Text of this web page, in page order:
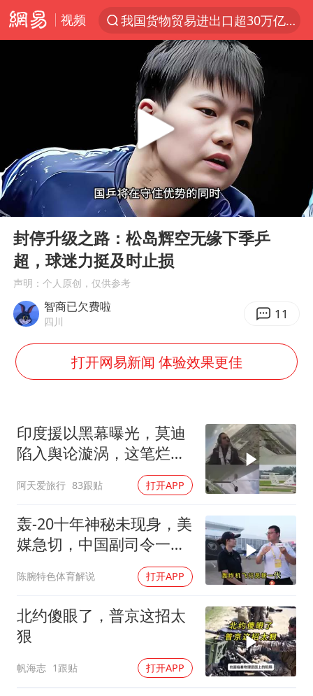
视频
我国货物贸易进出口超30万亿元
台风白海豚加强
国防部回应日本试射“战斧”导弹
“立秋的第一杯奶茶”又爆单了
A股三大股指收涨
多方回应侯明昊被曝违反交规
宇树科技中一签需缴款7.54万元
国防部：中国军队坚决反制任何闹海挑衅图谋
四川宜宾市高县发生4.9级地震
“新疆阿勒泰八月能滑雪”不实
向鹏0-3不敌张本智和
江苏发布台风蓝色预警
东方之约 相约未来
Play
封停升级之路：松岛辉空无缘下季乒
超，球迷力挺及时止损
声明：个人原创，仅供参考
智商已欠费啦
四川 11
打开网易新闻 体验效果更佳
印度援以黑幕曝光，莫迪
陷入舆论漩涡，这笔烂账
阿天爱旅行 83跟贴 打开APP
轰-20十年神秘未现身，美
媒急切，中国副司令一句
陈腕特色体育解说 打开APP
北约傻眼了，普京这招太
狠
帆海志 1跟贴 打开APP